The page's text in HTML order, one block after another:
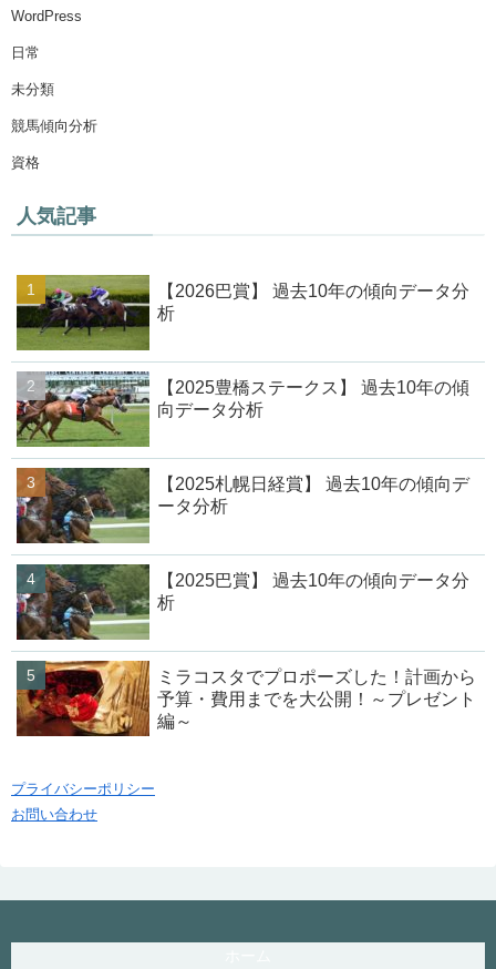
WordPress
日常
未分類
競馬傾向分析
資格
人気記事
【2026巴賞】 過去10年の傾向データ分
析
【2025豊橋ステークス】 過去10年の傾
向データ分析
【2025札幌日経賞】 過去10年の傾向デ
ータ分析
【2025巴賞】 過去10年の傾向データ分
析
ミラコスタでプロポーズした！計画から
予算・費用までを大公開！～プレゼント
編～
プライバシーポリシー
お問い合わせ